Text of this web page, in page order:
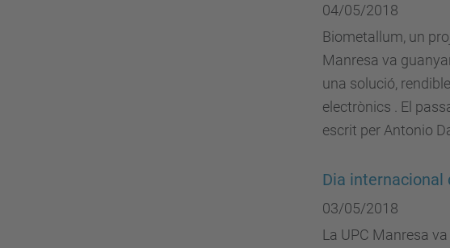
04/05/2018
Biometallum, un
Manresa va
una solució,
electrònics . El
escrit per Antonio
Dia internacional
03/05/2018
La UPC Manresa